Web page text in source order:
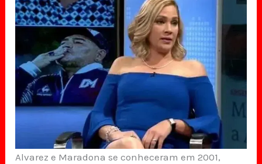
Alvarez e Maradona se conheceram em 2001,